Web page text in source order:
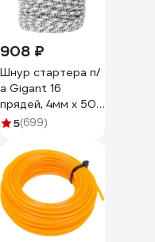
908 ₽
Шнур стартера п/
а Gigant 16
прядей, 4мм x 50м
HRS-72
5(699)